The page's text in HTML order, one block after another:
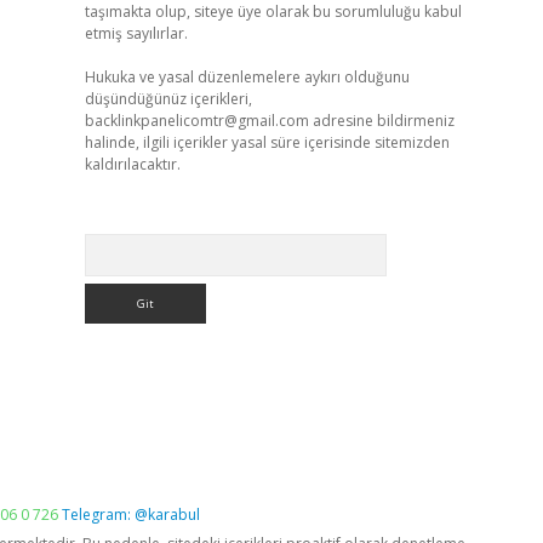
taşımakta olup, siteye üye olarak bu sorumluluğu kabul
etmiş sayılırlar.
Hukuka ve yasal düzenlemelere aykırı olduğunu
düşündüğünüz içerikleri,
backlinkpanelicomtr@gmail.com adresine bildirmeniz
halinde, ilgili içerikler yasal süre içerisinde sitemizden
kaldırılacaktır.
0 726Telegram: @karabul